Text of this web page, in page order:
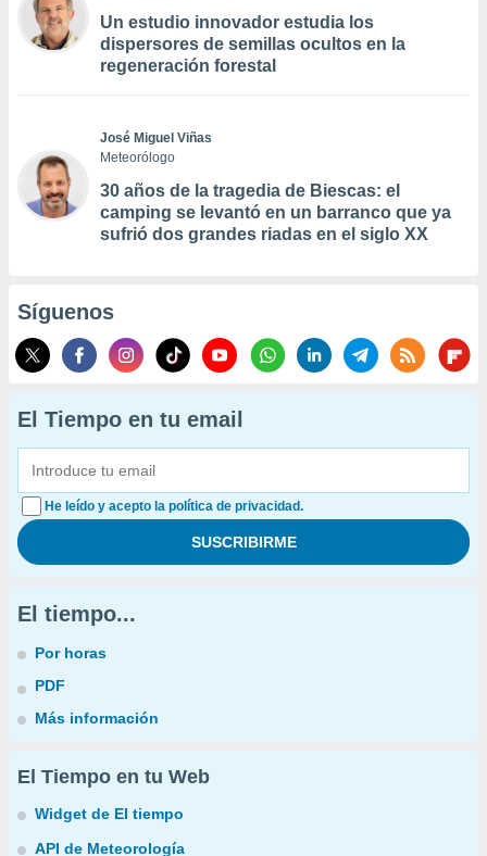
Un estudio innovador estudia los
dispersores de semillas ocultos en la
regeneración forestal
José Miguel Viñas
Meteorólogo
30 años de la tragedia de Biescas: el
camping se levantó en un barranco que ya
sufrió dos grandes riadas en el siglo XX
Síguenos
El Tiempo en tu email
He leído y acepto la política de privacidad.
El tiempo...
Por horas
PDF
Más información
El Tiempo en tu Web
Widget de El tiempo
API de Meteorología